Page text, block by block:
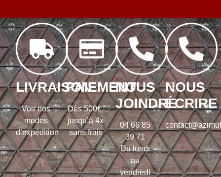
LIVRAISON
Voir nos
modes
d’expédition
PAIEMENT
Dès 500€,
jusqu’à 4x
sans frais
NOUS
JOINDRE
04 66 85
39 71
Du lundi
au
vendredi
NOUS
ÉCRIRE